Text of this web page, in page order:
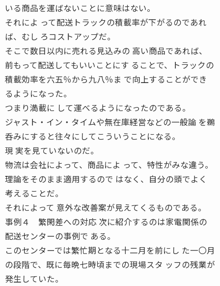
いる商品を運ばないことに意味はない。
それによ って配送トラックの積載率が下がるのであれ
ば、むし ろコストアップだ。
そこで数日以内に売れる見込みの 高い商品であれば、
前もって配送してもいいことにす ることで、トラックの
積載効率を六五％から九八％ま で向上することができ
るようになった。
つまり満載に して運べるようになったのである。
ジャスト・イン・タイムや無在庫経営などの一般論 を鵜
呑みにすると往々にしてこういうことになる。
現 実を見ていないのだ。
物流は会社によって、商品によ って、特性がみな違う。
理論をそのまま適用するので はなく、自分の頭でよく
考えることだ。
それによって 意外な改善案が見えてくるものである。
事例４ 繁閑差への対応 次に紹介するのは家電関係の
配送センターの事例で ある。
このセンターでは繁忙期となる十二月を前にし た一〇月
の段階で、既に毎晩七時頃までの現場スタ ッフの残業が
発生していた。